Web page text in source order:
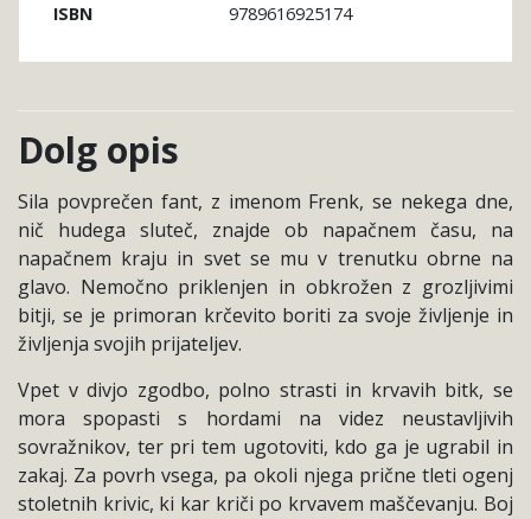
ISBN
9789616925174
Dolg opis
Sila povprečen fant, z imenom Frenk, se nekega dne,
nič hudega sluteč, znajde ob napačnem času, na
napačnem kraju in svet se mu v trenutku obrne na
glavo. Nemočno priklenjen in obkrožen z grozljivimi
bitji, se je primoran krčevito boriti za svoje življenje in
življenja svojih prijateljev.
Vpet v divjo zgodbo, polno strasti in krvavih bitk, se
mora spopasti s hordami na videz neustavljivih
sovražnikov, ter pri tem ugotoviti, kdo ga je ugrabil in
zakaj. Za povrh vsega, pa okoli njega prične tleti ogenj
stoletnih krivic, ki kar kriči po krvavem maščevanju. Boj